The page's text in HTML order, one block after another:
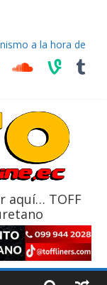
a la hora de
pone en escena a
7 provincias en 8
las rutas de La
aquí… TOFF